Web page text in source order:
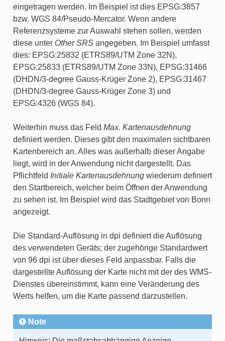
eingetragen werden. Im Beispiel ist dies EPSG:3857
bzw. WGS 84/Pseudo-Mercator. Wenn andere
Referenzsysteme zur Auswahl stehen sollen, werden
diese unter Other SRSangegeben. Im Beispiel umfasst
dies: EPSG:25832 (ETRS89/UTM Zone 32N),
EPSG:25833 (ETRS89/UTM Zone 33N), EPSG:31466
(DHDN/3-degree Gauss-Krüger Zone 2), EPSG:31467
(DHDN/3-degree Gauss-Krüger Zone 3) und
EPSG:4326 (WGS 84).
Weiterhin muss das Feld Max. Kartenausdehnung
definiert werden. Dieses gibt den maximalen sichtbaren
Kartenbereich an. Alles was außerhalb dieser Angabe
liegt, wird in der Anwendung nicht dargestellt. Das
Pflichtfeld Initiale Kartenausdehnungwiederum definiert
den Startbereich, welcher beim Öffnen der Anwendung
zu sehen ist. Im Beispiel wird das Stadtgebiet von Bonn
angezeigt.
Die Standard-Auflösung in dpi definiert die Auflösung
des verwendeten Geräts; der zugehörige Standardwert
von 96 dpi ist über dieses Feld anpassbar. Falls die
dargestellte Auflösung der Karte nicht mit der des WMS-
Dienstes übereinstimmt, kann eine Veränderung des
Werts helfen, um die Karte passend darzustellen.
Note